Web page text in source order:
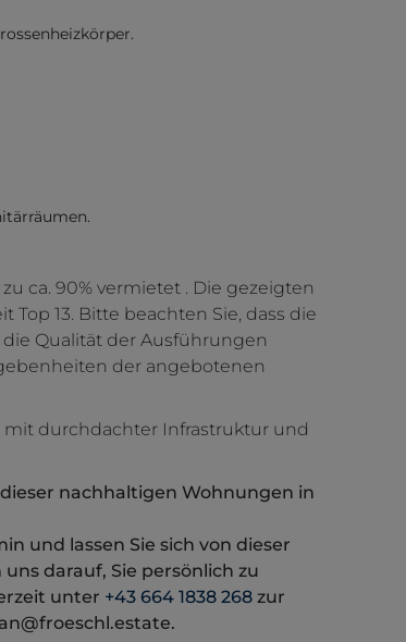
ca. 90% vermietet . Die gezeigten
13. Bitte beachten Sie, dass die
Qualität der Ausführungen
der angebotenen
durchdachter Infrastruktur und
nachhaltigen Wohnungen in
und lassen Sie sich von dieser
darauf, Sie persönlich zu
unter +43 664 1838 268 zur